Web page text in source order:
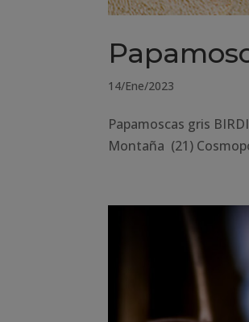
14/Ene/2023
Papamoscas gris
Montaña (21)